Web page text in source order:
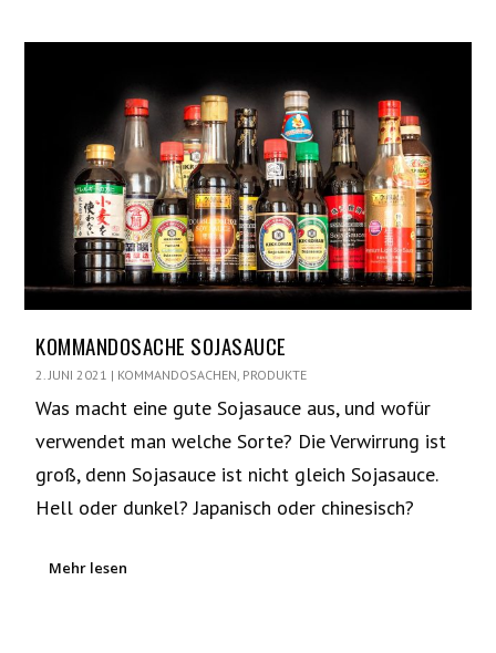
KOMMANDOSACHE SOJASAUCE
2. JUNI 2021 | KOMMANDOSACHEN, PRODUKTE
Was macht eine gute Sojasauce aus, und wofür
verwendet man welche Sorte? Die Verwirrung ist
groß, denn Sojasauce ist nicht gleich Sojasauce.
Hell oder dunkel? Japanisch oder chinesisch?
Mehr lesen